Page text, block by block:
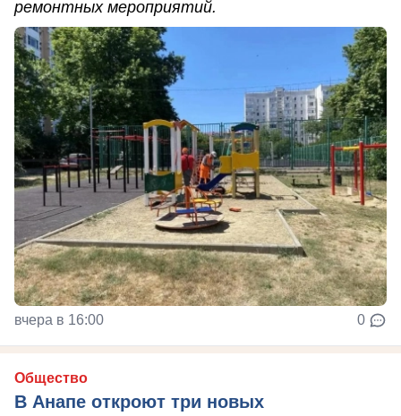
ремонтных мероприятий.
вчера в 16:00 0
Общество
В Анапе откроют три новых